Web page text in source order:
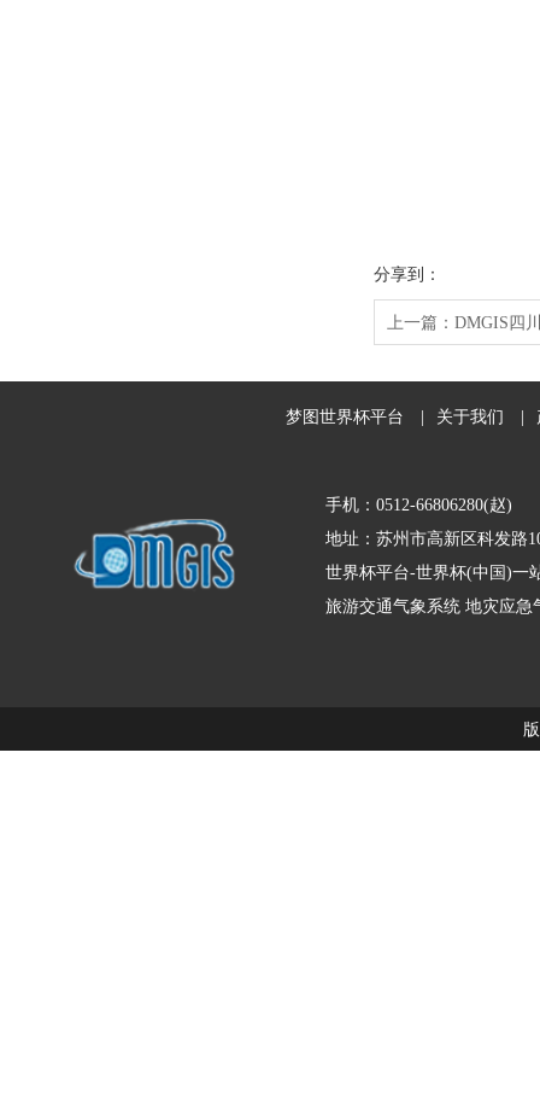
分享到：
上一篇： DMGIS四
梦图世界杯平台 关于我们
手机：0512-66806280(赵)
地址：苏州市高新区科发路
世界杯平台-世界杯(中国)一
旅游交通气象系统 地灾应急